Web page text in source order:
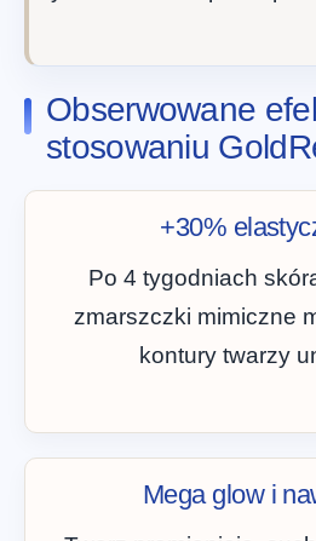
Obserwowane
stosowaniu
+30%
Po 4 tygodniach
zmarszczki mimiczne
kontury twarzy
Mega glow i